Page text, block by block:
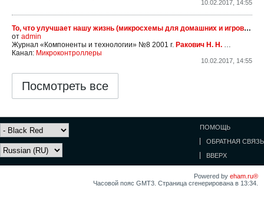
10.02.2017, 14:55
То, что улучшает нашу жизнь (микросхемы для домашних и игровых устройств)
от admin
Журнал «Компоненты и технологии» №8 2001 г. Ракович Н. Н. "В
Канал: Микроконтроллеры
10.02.2017, 14:55
Посмотреть все
ПОМОЩЬ
ОБРАТНАЯ СВЯЗЬ
ВВЕРХ
Powered by eham.ru®
Часовой пояс GMT3. Страница сгенерирована в 13:34.